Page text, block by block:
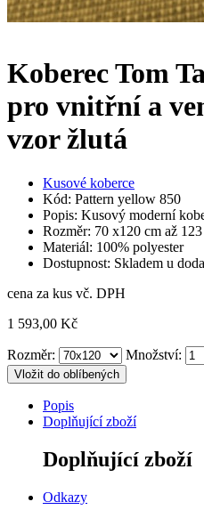
Koberec Tom
pro vnitřní a
vzor žlutá
Kusové koberce
Kód: Pattern yellow 850
Popis: Kusový moderní
Rozměr: 70 x120 cm až
Materiál: 100% polyester
Dostupnost: Skladem u
cena za kus vč. DPH
1 593,00 Kč
Rozměr: Množství:
Vložit do oblíbených
Popis
Doplňující zboží
Doplňující zboží
Odkazy